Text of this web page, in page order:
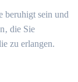
beruhigt sein und
die Sie
zu erlangen.​